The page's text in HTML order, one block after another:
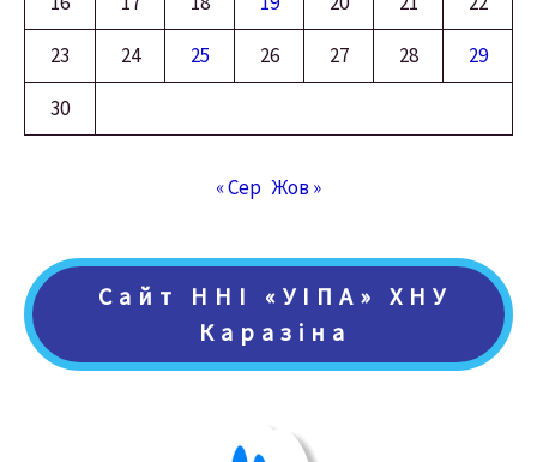
23
24 25 26 27 28
29
30
« Сер Жов »
Сайт ННІ «УІПА» ХНУ
Каразіна